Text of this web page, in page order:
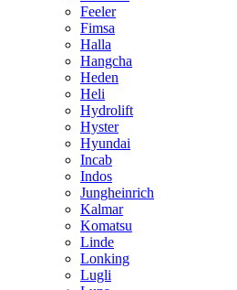
Feeler
Fimsa
Halla
Hangcha
Heden
Heli
Hydrolift
Hyster
Hyundai
Incab
Indos
Jungheinrich
Kalmar
Komatsu
Linde
Lonking
Lugli